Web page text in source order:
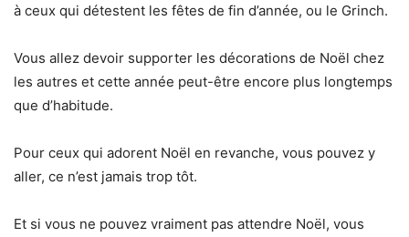
à ceux qui détestent les fêtes de fin d’année, ou le Grinch.
Vous allez devoir supporter les décorations de Noël chez
les autres et cette année peut-être encore plus longtemps
que d’habitude.
Pour ceux qui adorent Noël en revanche, vous pouvez y
aller, ce n’est jamais trop tôt.
Et si vous ne pouvez vraiment pas attendre Noël, vous